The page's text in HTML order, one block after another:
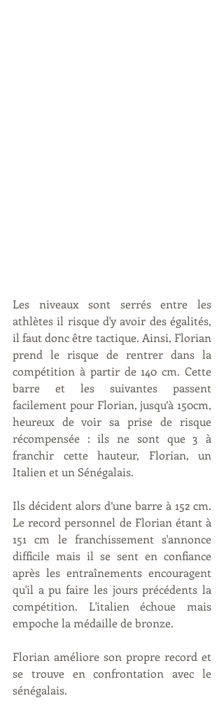
Les niveaux sont serrés entre les
athlètes il risque d'y avoir des égalités,
il faut donc être tactique. Ainsi, Florian
prend le risque de rentrer dans la
compétition à partir de 140 cm. Cette
barre et les suivantes passent
facilement pour Florian, jusqu’à 150cm,
heureux de voir sa prise de risque
récompensée : ils ne sont que 3 à
franchir cette hauteur, Florian, un
Italien et un Sénégalais.
Ils décident alors d’une barre à 152 cm.
Le record personnel de Florian étant à
151 cm le franchissement s'annonce
difficile mais il se sent en confiance
après les entraînements encouragent
qu'il a pu faire les jours précédents la
compétition. L'italien échoue mais
empoche la médaille de bronze.
Florian améliore son propre record et
se trouve en confrontation avec le
sénégalais.